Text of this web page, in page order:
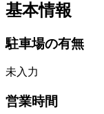
基本情報
駐車場の有無
未入力
営業時間